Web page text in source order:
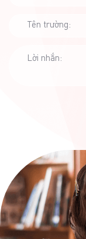
Tên trường:
Lời nhắn: